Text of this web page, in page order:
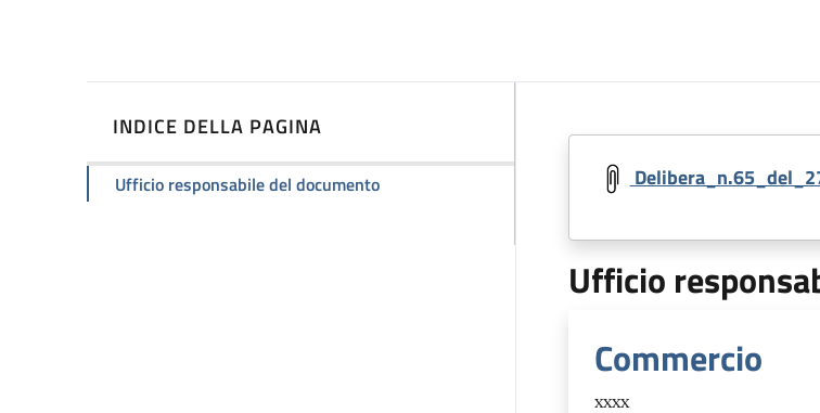
INDICE DELLA PAGINA
Ufficio responsabile del documento
Ufficio
Commercio
xxxx